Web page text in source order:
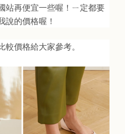
站再便宜一些喔！ㄧ定都要
說的價格喔！
價格給大家參考。